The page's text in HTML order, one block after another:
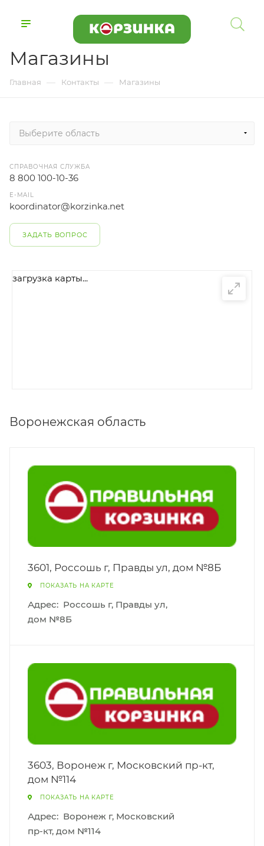
Магазины
Главная — Контакты — Магазины
Выберите область
СПРАВОЧНАЯ СЛУЖБА
8 800 100-10-36
E-MAIL
koordinator@korzinka.net
ЗАДАТЬ ВОПРОС
загрузка карты...
Воронежская область
3601, Россошь г, Правды ул, дом №8Б
ПОКАЗАТЬ НА КАРТЕ
Адрес: Россошь г, Правды ул,
дом №8Б
3603, Воронеж г, Московский пр-кт,
дом №114
ПОКАЗАТЬ НА КАРТЕ
Адрес: Воронеж г, Московский
пр-кт, дом №114